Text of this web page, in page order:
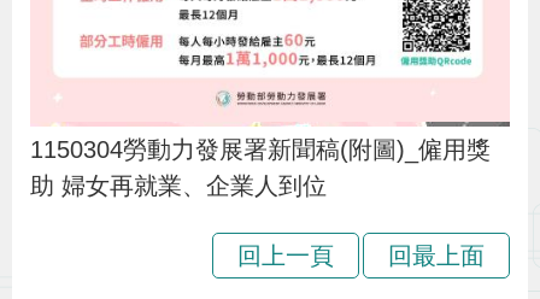
1150304勞動力發展署新聞稿(附圖)_僱用獎
助 婦女再就業、企業人到位
回上一頁 回最上面